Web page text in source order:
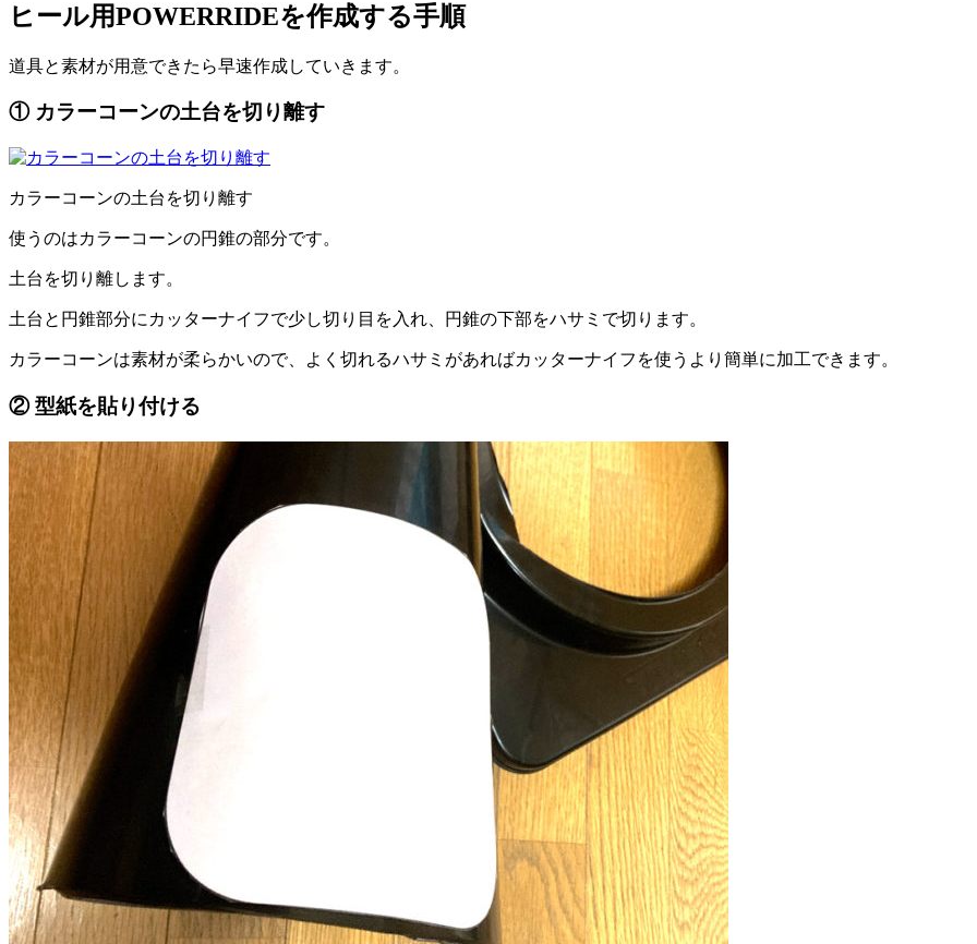
ヒール用POWERRIDEを作成する手順
道具と素材が用意できたら早速作成していきます。
① カラーコーンの土台を切り離す
カラーコーンの土台を切り離す
使うのはカラーコーンの円錐の部分です。
土台を切り離します。
土台と円錐部分にカッターナイフで少し切り目を入れ、円錐の下部をハサミで切ります。
カラーコーンは素材が柔らかいので、よく切れるハサミがあればカッターナイフを使うより簡単に加工できます。
② 型紙を貼り付ける